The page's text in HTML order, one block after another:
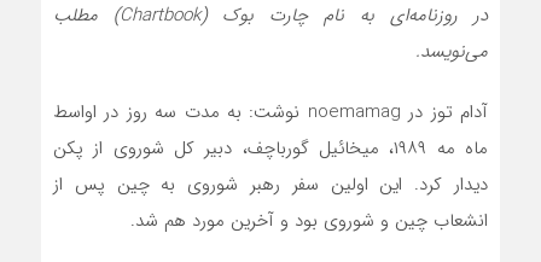
در روزنامه‌ای به نام چارت بوک (Chartbook) مطلب
می‌نویسد.
آدام توز در noemamag نوشت: به مدت سه روز در اواسط
ماه مه ۱۹۸۹، میخائیل گورباچف، دبیر کل شوروی از پکن
دیدار کرد. این اولین سفر رهبر شوروی به چین پس از
انشعاب چین و شوروی بود و آخرین مورد هم شد.